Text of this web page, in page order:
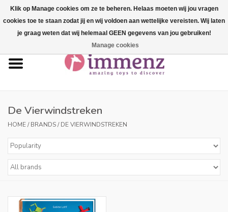
Our brands
Product info
De Vierwindstreken
HOME/BRANDS/DE VIERWINDSTREKEN
Klik op Manage cookies om ze te beheren. Helaas moeten wij jou vragen
cookies toe te staan zodat jij en wij voldoen aan wettelijke vereisten. Wij laten
je graag weten dat wij helemaal GEEN gegevens van jou gebruiken!
Manage cookies